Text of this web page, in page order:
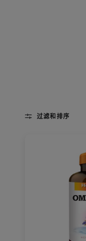
过滤和排序